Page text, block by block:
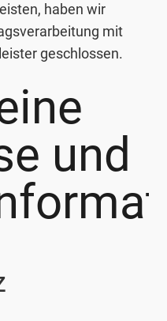
haben wir
mit
geschlossen.
und